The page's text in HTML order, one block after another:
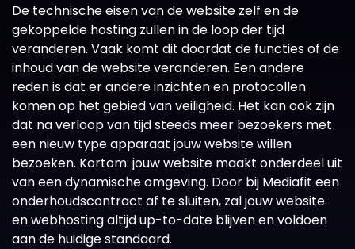
De technische eisen van de website zelf en de
gekoppelde hosting zullen in de loop der tijd
veranderen. Vaak komt dit doordat de functies of de
inhoud van de website veranderen. Een andere
reden is dat er andere inzichten en protocollen
komen op het gebied van veiligheid. Het kan ook zijn
dat na verloop van tijd steeds meer bezoekers met
een nieuw type apparaat jouw website willen
bezoeken. Kortom: jouw website maakt onderdeel uit
van een dynamische omgeving. Door bij Mediafit een
onderhoudscontract af te sluiten, zal jouw website
en webhosting altijd up-to-date blijven en voldoen
aan de huidige standaard.